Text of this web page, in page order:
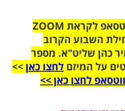
הצטרפו לקבוצת הוואטסאפ לקראת ZOOM
השבוע הקרוב
כהן שליט"א. מספר
על המיזם לחצו כאן>>
לחצו כאן >>